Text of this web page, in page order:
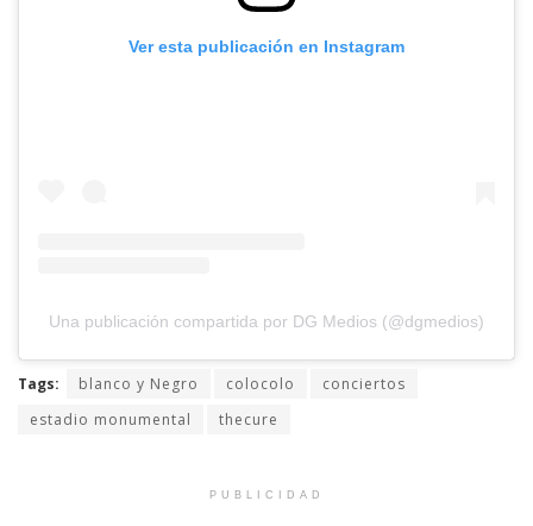
Ver esta publicación en Instagram
Una publicación compartida por DG Medios (@dgmedios)
Tags: blanco y Negro colocolo
conciertos
estadio monumental
thecure
PUBLICIDAD